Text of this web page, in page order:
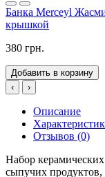
Банка Merceyl
крышкой
380 грн.
Добавить в корзину
‹
›
Описание
Отзывов (0)
Набор
сыпучих